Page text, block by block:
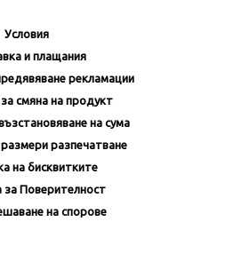
Условия
и плащания
рекламации
смяна на продукт
на сума
разпечатване
на бисквитките
за Поверителност
на спорове